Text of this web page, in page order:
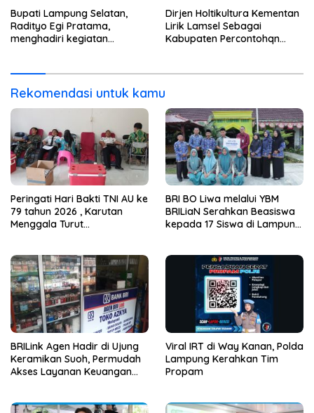
Bupati Lampung Selatan,
Radityo Egi Pratama,
menghadiri kegiatan
Selatan
Dirjen Holtikultura Kementan
Lirik Lamsel Sebagai
Kabupaten Percontohqn
Rekomendasi untuk kamu
Peringati Hari Bakti TNI AU ke
79 tahun 2026 , Karutan
Menggala Turut
BRI BO Liwa melalui YBM
BRILiaN Serahkan Beasiswa
kepada 17 Siswa di Lampung
BRILink Agen Hadir di Ujung
Keramikan Suoh, Permudah
Akses Layanan Keuangan
Viral IRT di Way Kanan, Polda
Lampung Kerahkan Tim
Propam